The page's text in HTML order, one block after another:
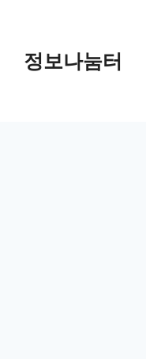
content정보나눔터